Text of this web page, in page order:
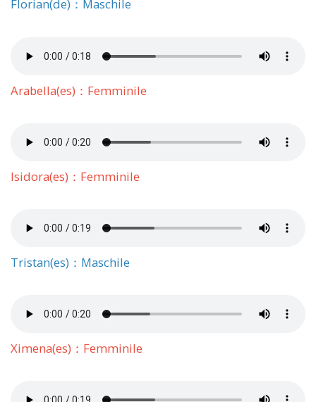
Florian(de)：Maschile
Arabella(es)：Femminile
Isidora(es)：Femminile
Tristan(es)：Maschile
Ximena(es)：Femminile